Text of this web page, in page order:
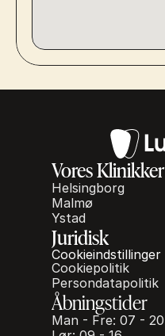
Vores Klinikker
Helsingborg
Malmø
Ystad
Juridisk
Cookieindstillinger
Cookiepolitik
Persondatapolitik
Åbningstider
Man - Fre: 07 - 20